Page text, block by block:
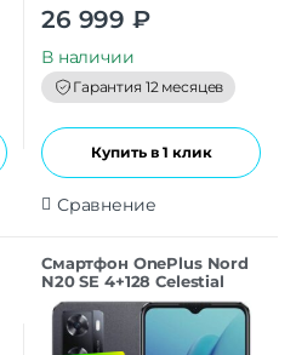
Оценка5.00
из 5
26 999 ₽
В наличии
Гарантия 12 месяцев
Купить в 1 клик
Сравнение
Смартфон OnePlus Nord
N20 SE 4+128 Celestial
Black